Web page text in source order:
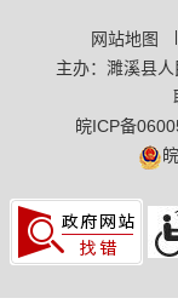
监督保障
公共资源交易
征地补偿
自然资源
国民经济和社
网站地图
主办：濉溪县
皖ICP备